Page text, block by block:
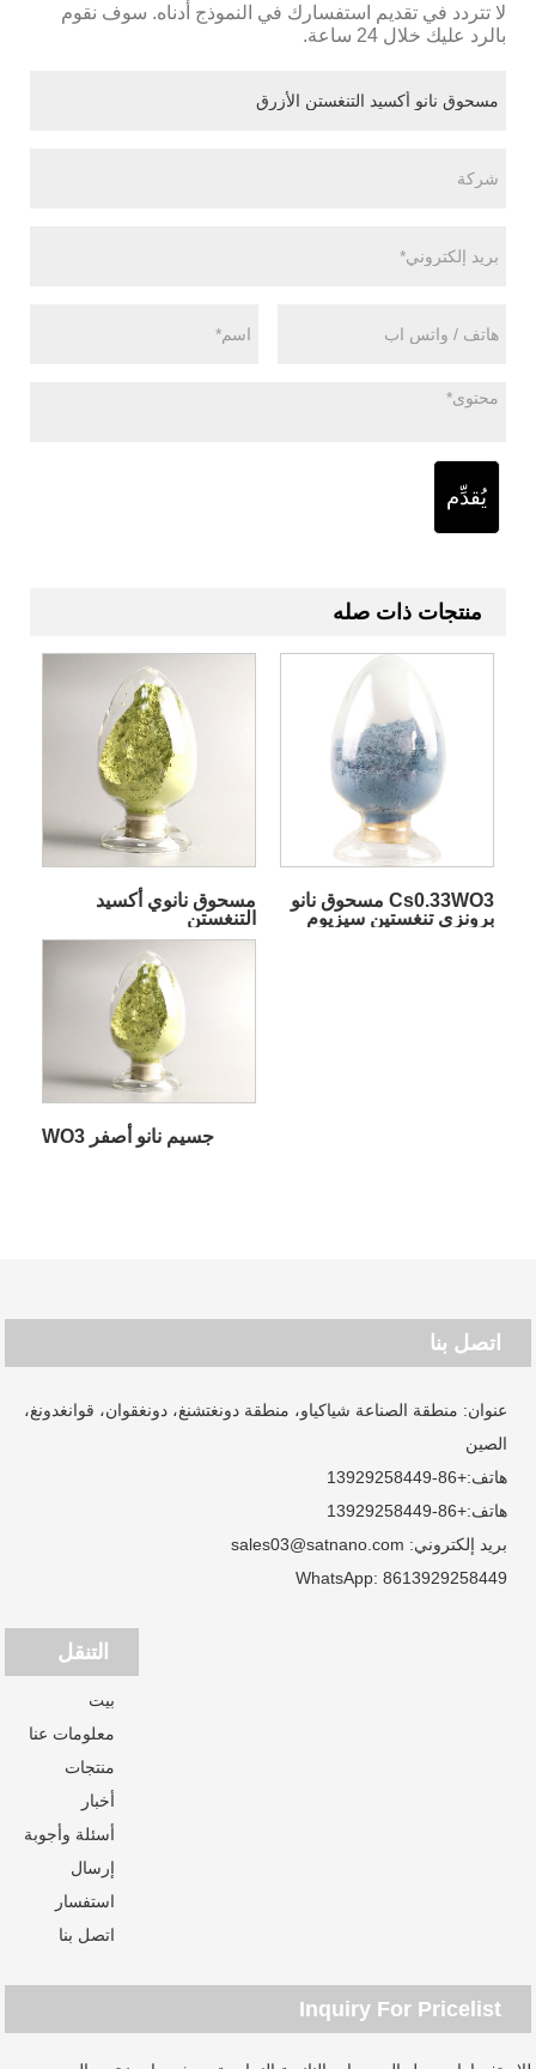
لا تتردد في تقديم استفسارك في النموذج أدناه. سوف نقوم
بالرد عليك خلال 24 ساعة.
يُقدِّم
منتجات ذات صله
مسحوق نانوي أكسيد
التنغستن
Cs0.33WO3 مسحوق نانو
برونزي تنغستين سيزيوم
جسيم نانو أصفر WO3
اتصل بنا
عنوان: منطقة الصناعة شياكياو، منطقة دونغتشنغ، دونغقوان، قوانغدونغ،
الصين
هاتف:+86-13929258449
هاتف:+86-13929258449
بريد إلكتروني: sales03@satnano.com
WhatsApp: 8613929258449
التنقل
بيت
معلومات عنا
منتجات
أخبار
أسئلة وأجوبة
إرسال
استفسار
اتصل بنا
Inquiry For Pricelist